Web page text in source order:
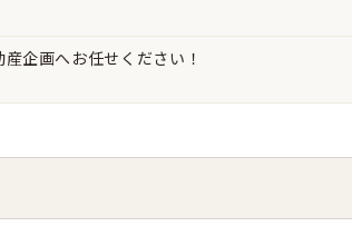
企画へお任せください！